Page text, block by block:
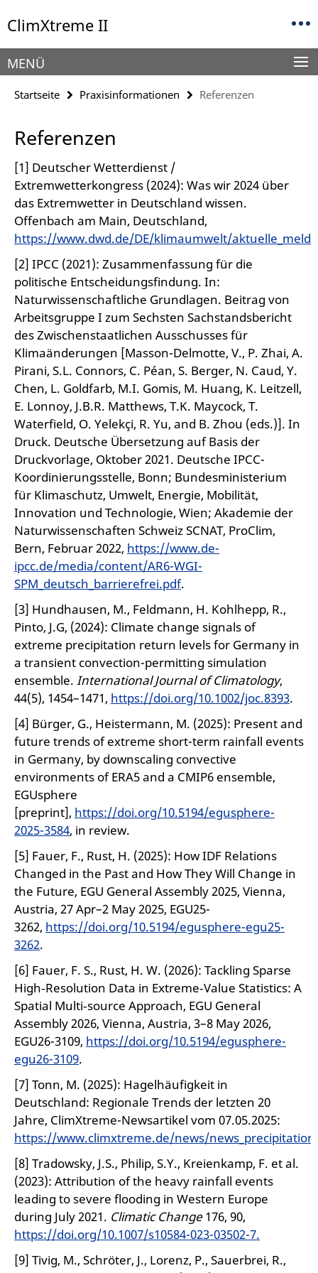
direkt
Inhalt
ClimXtreme II
Service-
Navigation
MENÜ
Startseite Praxisinformationen Referenzen
Referenzen
[1] Deutscher Wetterdienst /
Extremwetterkongress (2024): Was wir 2024 über
das Extremwetter in Deutschland wissen.
Offenbach am Main, Deutschland,
https://www.dwd.de/DE/klimaumwelt/
[2] IPCC (2021): Zusammenfassung für die
politische Entscheidungsfindung. In:
Naturwissenschaftliche Grundlagen. Beitrag von
Arbeitsgruppe I zum Sechsten Sachstandsbericht
des Zwischenstaatlichen Ausschusses für
Klimaänderungen [Masson-Delmotte, V., P. Zhai, A.
Pirani, S.L. Connors, C. Péan, S. Berger, N. Caud, Y.
Chen, L. Goldfarb, M.I. Gomis, M. Huang, K. Leitzell,
E. Lonnoy, J.B.R. Matthews, T.K. Maycock, T.
Waterfield, O. Yelekçi, R. Yu, and B. Zhou (eds.)]. In
Druck. Deutsche Übersetzung auf Basis der
Druckvorlage, Oktober 2021. Deutsche IPCC-
Koordinierungsstelle, Bonn; Bundesministerium
für Klimaschutz, Umwelt, Energie, Mobilität,
Innovation und Technologie, Wien; Akademie der
Naturwissenschaften Schweiz SCNAT, ProClim,
Bern, Februar 2022, https://www.de-
ipcc.de/media/content/AR6-WGI-
SPM_deutsch_barrierefrei.pdf.
[3] Hundhausen, M., Feldmann, H. Kohlhepp, R.,
Pinto, J.G, (2024): Climate change signals of
extreme precipitation return levels for Germany in
a transient convection-permitting simulation
ensemble. International Journal of Climatology,
44(5), 1454–1471, https://doi.org/10.1002/joc.8393.
[4] Bürger, G., Heistermann, M. (2025): Present and
future trends of extreme short-term rainfall events
in Germany, by downscaling convective
environments of ERA5 and a CMIP6 ensemble,
EGUsphere
[preprint], https://doi.org/10.5194/egusphere-
2025-3584, in review.
[5] Fauer, F., Rust, H. (2025): How IDF Relations
Changed in the Past and How They Will Change in
the Future, EGU General Assembly 2025, Vienna,
Austria, 27 Apr–2 May 2025, EGU25-
3262, https://doi.org/10.5194/egusphere-egu25-
3262.
[6] Fauer, F. S., Rust, H. W. (2026): Tackling Sparse
High‑Resolution Data in Extreme‑Value Statistics: A
Spatial Multi‑source Approach, EGU General
Assembly 2026, Vienna, Austria, 3–8 May 2026,
EGU26-3109, https://doi.org/10.5194/egusphere-
egu26-3109.
[7] Tonn, M. (2025): Hagelhäufigkeit in
Deutschland: Regionale Trends der letzten 20
Jahre, ClimXtreme-Newsartikel vom 07.05.2025:
https://www.climxtreme.de/news/
[8] Tradowsky, J.S., Philip, S.Y., Kreienkamp, F. et al.
(2023): Attribution of the heavy rainfall events
leading to severe flooding in Western Europe
during July 2021. Climatic Change176, 90,
https://doi.org/10.1007/s10584-023-03502-7.
[9] Tivig, M., Schröter, J., Lorenz, P., Sauerbrei, R.,